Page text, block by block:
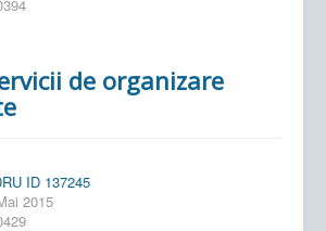
de organizare
ID 137245
2015